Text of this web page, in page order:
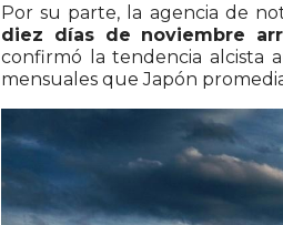
Por su parte, la agencia de
diez días de noviembre
confirmó la tendencia alcista
mensuales que Japón